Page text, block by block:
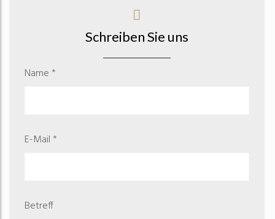
Schreiben Sie uns
Name *
E-Mail *
Betreff